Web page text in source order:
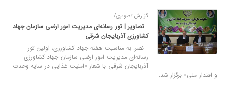
گزارش تصویری/
تصاویر | تور رسانه‌ای مدیریت امور ارضی سازمان جهاد
کشاورزی آذربایجان شرقی
نصر: به مناسبت هفته جهاد کشاورزی، اولین تور
رسانه‌ای مدیریت امور ارضی سازمان جهاد کشاورزی
آذربایجان شرقی با شعار «امنیت غذایی در سایه وحدت
و اقتدار ملی» برگزار شد.